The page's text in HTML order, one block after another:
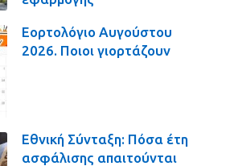
Εορτολόγιο Αυγούστου
2026. Ποιοι γιορτάζουν
Εθνική Σύνταξη: Πόσα έτη
ασφάλισης απαιτούνται